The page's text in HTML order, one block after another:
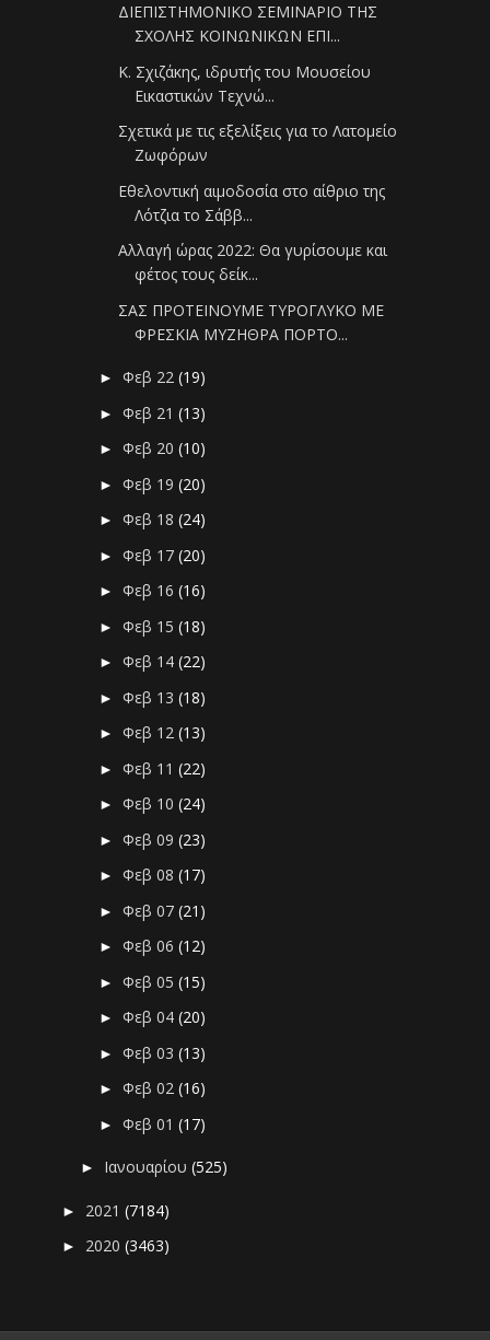
ΔΙΕΠΙΣΤΗΜΟΝΙΚΟ ΣΕΜΙΝΑΡΙΟ ΤΗΣ
ΣΧΟΛΗΣ ΚΟΙΝΩΝΙΚΩΝ ΕΠΙ...
Κ. Σχιζάκης, ιδρυτής του Μουσείου
Εικαστικών Τεχνώ...
Σχετικά με τις εξελίξεις για το Λατομείο
Ζωφόρων
Εθελοντική αιμοδοσία στο αίθριο της
Λότζια το Σάββ...
Αλλαγή ώρας 2022: Θα γυρίσουμε και
φέτος τους δείκ...
ΣΑΣ ΠΡΟΤΕΙΝΟΥΜΕ ΤΥΡΟΓΛΥΚΟ ΜΕ
ΦΡΕΣΚΙΑ ΜΥΖΗΘΡΑ ΠΟΡΤΟ...
►Φεβ 22(19)
►Φεβ 21(13)
►Φεβ 20(10)
►Φεβ 19(20)
►Φεβ 18(24)
►Φεβ 17(20)
►Φεβ 16(16)
►Φεβ 15(18)
►Φεβ 14(22)
►Φεβ 13(18)
►Φεβ 12(13)
►Φεβ 11(22)
►Φεβ 10(24)
►Φεβ 09(23)
►Φεβ 08(17)
►Φεβ 07(21)
►Φεβ 06(12)
►Φεβ 05(15)
►Φεβ 04(20)
►Φεβ 03(13)
►Φεβ 02(16)
►Φεβ 01(17)
► Ιανουαρίου(525)
► 2021(7184)
► 2020(3463)